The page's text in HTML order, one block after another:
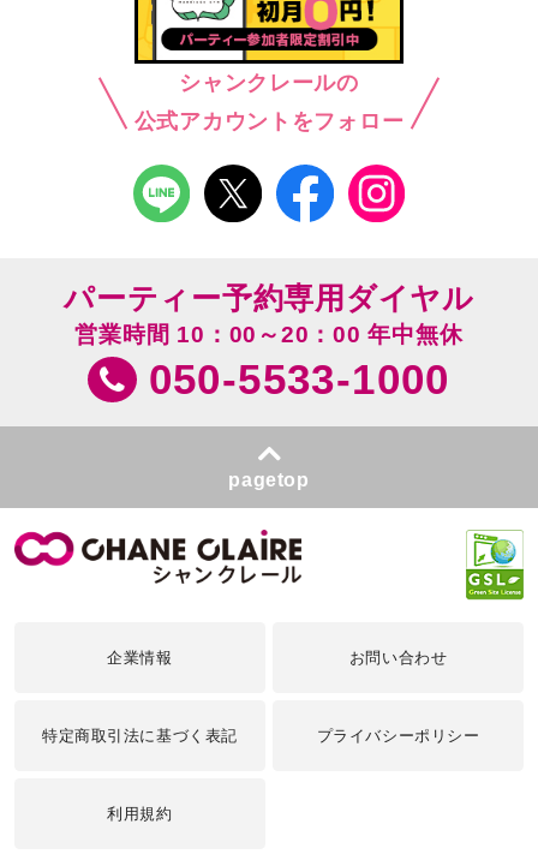
シャンクレールの
公式アカウントをフォロー
パーティー予約専用ダイヤル
営業時間 10：00～20：00 年中無休
050-5533-1000
pagetop
企業情報 お問い合わせ
特定商取引法に基づく表記 プライバシーポリシー
利用規約